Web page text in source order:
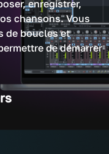
enregistrer,
chansons. Vous
de boucles et
de démarrer